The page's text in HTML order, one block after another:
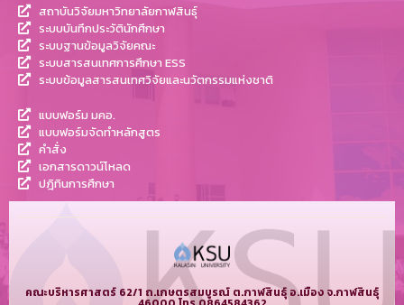
สถาบันวิจัยมหาวิทยาลัยกาฬสินธุ์
ระบบบันทึกประวัตินักศึกษา
ระบบฐานข้อมูลวิจัยคณะ
ระบบสารสนเทศการศึกษา ESS
ระบบข้อมูลสารสนเทศวิจัยและนวัตกรรมแห่งชาติ
แบบฟอร์ม มคอ.
แบบฟอร์มจัดทำหลักสูตร
คำสั่ง
เอกสารดาวน์โหลด
ปฎิทินการศึกษา
คณะบริหารศาสตร์ 62/1 ถ.เกษตรสมบูรณ์ ต.กาฬสินธุ์ อ.เมือง จ.กาฬสินธุ์